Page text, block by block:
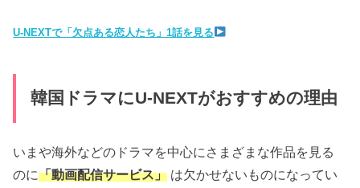
U-NEXTで「欠点ある恋人たち」1話を見る
韓国ドラマにU-NEXTがおすすめの理由
いまや海外などのドラマを中心にさまざまな作品を見る
のに「動画配信サービス」 は欠かせないものになってい